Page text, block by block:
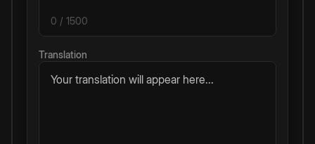
0 / 1500
Translation
Your translation will appear here...